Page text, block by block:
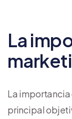
La
La importancia
principal